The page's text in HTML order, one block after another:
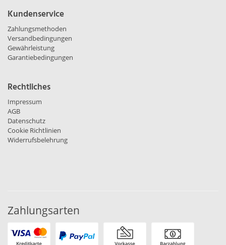
Kundenservice
Zahlungsmethoden
Versandbedingungen
Gewährleistung
Garantiebedingungen
Rechtliches
Impressum
AGB
Datenschutz
Cookie Richtlinien
Widerrufsbelehrung
Zahlungsarten